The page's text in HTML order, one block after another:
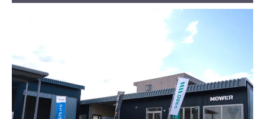
本体 FIG22 AWD駆動
CMX2404HC/V/S